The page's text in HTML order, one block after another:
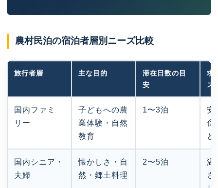
農村民泊の宿泊者層別ニーズ比較
旅行者層 主な目的
滞在日数の目
安
求
ス
国内ファミ
リー
子どもへの農
業体験・自然
教育
1〜3泊
安
食
ど
国内シニア・
夫婦
懐かしさ・自
然・郷土料理
2〜5泊
温
さ